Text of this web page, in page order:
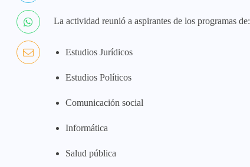
La actividad reunió a aspirantes de los programas de:
Estudios Jurídicos
Estudios Políticos
Comunicación social
Informática
Salud pública